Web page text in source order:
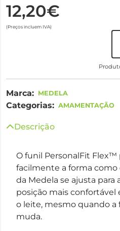
12,20€
(Preços incluem IVA)
Marca: MEDELA
Categorias: AMAMENTAÇÃO
Descrição
O funil PersonalFit Flex™
facilmente a forma
da Medela se ajusta para
posição mais confortável
o leite, mesmo quando a
muda.